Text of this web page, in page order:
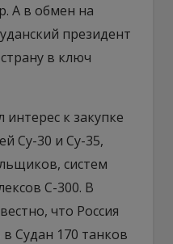
А в обмен на
президент
в ключ
к закупке
Су-30 и Су-35,
систем
С-300. В
что Россия
Судан 170 танков